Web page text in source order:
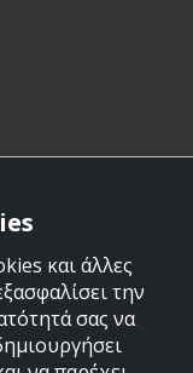
Αντικαταβολή,
πιστωτική κάρτα
και άλλες
την
σας να